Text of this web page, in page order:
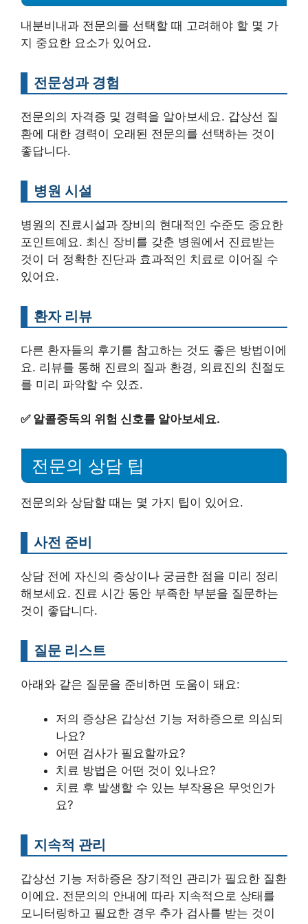
내분비내과 전문의를 선택할 때 고려해야 할 몇 가
지 중요한 요소가 있어요.
전문성과 경험
전문의의 자격증 및 경력을 알아보세요. 갑상선 질
환에 대한 경력이 오래된 전문의를 선택하는 것이
좋답니다.
병원 시설
병원의 진료시설과 장비의 현대적인 수준도 중요한
포인트예요. 최신 장비를 갖춘 병원에서 진료받는
것이 더 정확한 진단과 효과적인 치료로 이어질 수
있어요.
환자 리뷰
다른 환자들의 후기를 참고하는 것도 좋은 방법이에
요. 리뷰를 통해 진료의 질과 환경, 의료진의 친절도
를 미리 파악할 수 있죠.
✅ 알콜중독의 위험 신호를 알아보세요.
전문의 상담 팁
전문의와 상담할 때는 몇 가지 팁이 있어요.
사전 준비
상담 전에 자신의 증상이나 궁금한 점을 미리 정리
해보세요. 진료 시간 동안 부족한 부분을 질문하는
것이 좋답니다.
질문 리스트
아래와 같은 질문을 준비하면 도움이 돼요:
저의 증상은 갑상선 기능 저하증으로 의심되
나요?
어떤 검사가 필요할까요?
치료 방법은 어떤 것이 있나요?
치료 후 발생할 수 있는 부작용은 무엇인가
요?
지속적 관리
갑상선 기능 저하증은 장기적인 관리가 필요한 질환
이에요. 전문의의 안내에 따라 지속적으로 상태를
모니터링하고 필요한 경우 추가 검사를 받는 것이